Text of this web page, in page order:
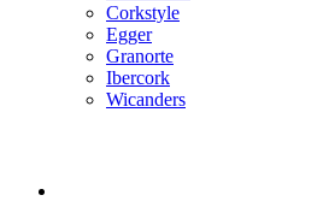
Corkstyle
Egger
Granorte
Ibercork
Wicanders